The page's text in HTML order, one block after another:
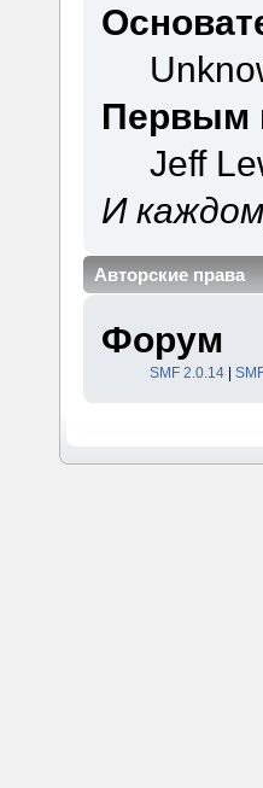
Первым
Jeff
И
Авторские права
Форум
SMF 2.0.14|